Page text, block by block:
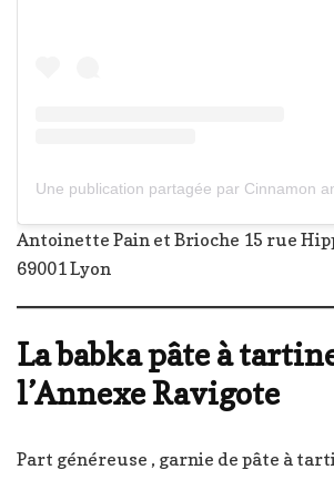
Antoinette Pain et Brioche 15 rue
69001 Lyon
La babka pâte à
l’Annexe Ravigote
Part généreuse , garnie de pâte à